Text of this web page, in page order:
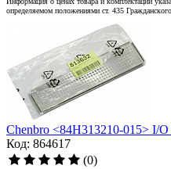
определяемом положениями ст. 435
Chenbro <84H313210-015> I/
Код: 864617
(0)